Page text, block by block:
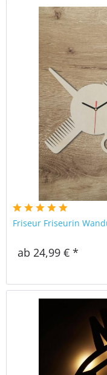
Friseur Friseurin
ab 24,99 € *